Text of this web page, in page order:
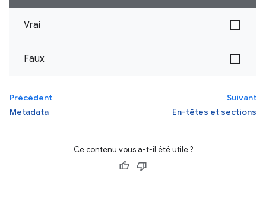
Vrai
Faux
Précédent
Metadata
Suivant
En-têtes et sections
Ce contenu vous a-t-il été utile ?